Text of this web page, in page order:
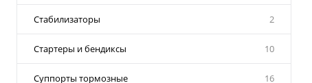
Стабилизаторы 2
Стартеры и бендиксы 10
Суппорты тормозные 16